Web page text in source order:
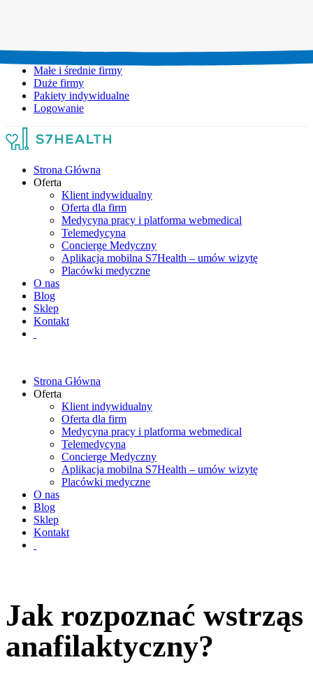
Małe i średnie firmy
Duże firmy
Pakiety indywidualne
Logowanie
Strona Główna
Oferta
Klient indywidualny
Oferta dla firm
Medycyna pracy i platforma webmedical
Telemedycyna
Concierge Medyczny
Aplikacja mobilna S7Health – umów wizytę
Placówki medyczne
O nas
Blog
Sklep
Kontakt
Strona Główna
Oferta
Klient indywidualny
Oferta dla firm
Medycyna pracy i platforma webmedical
Telemedycyna
Concierge Medyczny
Aplikacja mobilna S7Health – umów wizytę
Placówki medyczne
O nas
Blog
Sklep
Kontakt
Jak rozpoznać wstrząs
anafilaktyczny?